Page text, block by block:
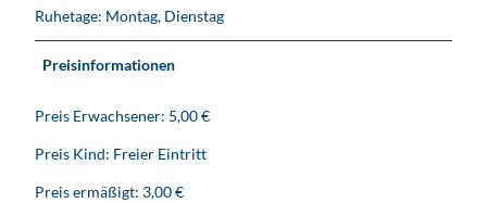
Ruhetage: Montag, Dienstag
Preisinformationen
Preis Erwachsener: 5,00 €
Preis Kind: Freier Eintritt
Preis ermäßigt: 3,00 €